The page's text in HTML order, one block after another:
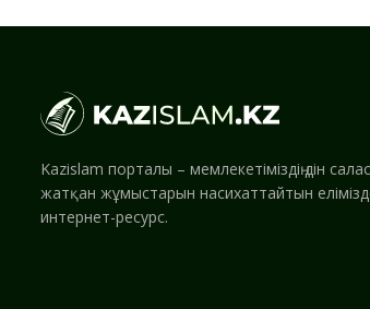
Kazislam порталы – мемлекетіміздің дін
жатқан жұмыстарын насихаттайтын
интернет-ресурс.